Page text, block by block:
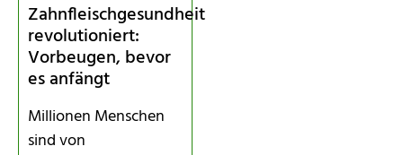
Zahnfleischgesundheit
revolutioniert:
Vorbeugen, bevor
es anfängt
Millionen Menschen
sind von